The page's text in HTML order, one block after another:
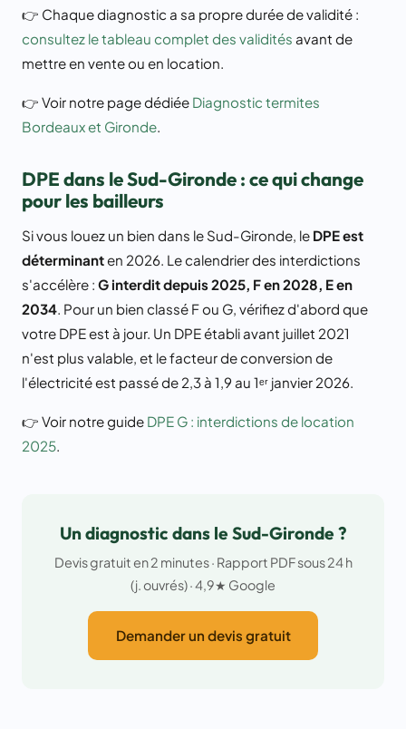
👉 Chaque diagnostic a sa propre durée de validité :
consultez le tableau complet des validités avant de
mettre en vente ou en location.
👉 Voir notre page dédiée Diagnostic termites
Bordeaux et Gironde.
DPE dans le Sud-Gironde : ce qui change
pour les bailleurs
Si vous louez un bien dans le Sud-Gironde, le DPE est
déterminanten 2026. Le calendrier des interdictions
s'accélère : G interdit depuis 2025, F en 2028, E en
2034. Pour un bien classé F ou G, vérifiez d'abord que
votre DPE est à jour. Un DPE établi avant juillet 2021
n'est plus valable, et le facteur de conversion de
l'électricité est passé de 2,3 à 1,9 au 1ᵉʳ janvier 2026.
👉 Voir notre guide DPE G : interdictions de location
2025.
Un diagnostic dans le Sud-Gironde ?
Devis gratuit en 2 minutes · Rapport PDF sous 24 h
(j. ouvrés) · 4,9★ Google
Demander un devis gratuit